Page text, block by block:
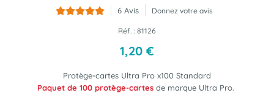
6 Avis Donnez votre avis
Réf. : 81126
1,20 €
Protège-cartes Ultra Pro x100 Standard
Paquet de 100 protège-cartes de marque Ultra Pro.